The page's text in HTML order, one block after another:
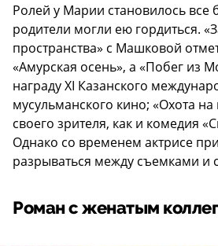
Ролей у Марии становилось все
родители могли ею гордиться.
пространства» с Машковой
«Амурская осень», а «Побег из
награду XI Казанского
мусульманского кино; «Охота
своего зрителя, как и комедия
Однако со временем актрисе
разрываться между съемками и
Роман с женатым